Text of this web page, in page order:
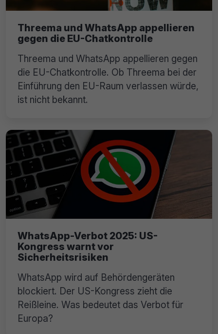
Threema und WhatsApp appellieren
gegen die EU-Chatkontrolle
Threema und WhatsApp appellieren gegen
die EU-Chatkontrolle. Ob Threema bei der
Einführung den EU-Raum verlassen würde,
ist nicht bekannt.
WhatsApp-Verbot 2025: US-
Kongress warnt vor
Sicherheitsrisiken
WhatsApp wird auf Behördengeräten
blockiert. Der US-Kongress zieht die
Reißleine. Was bedeutet das Verbot für
Europa?